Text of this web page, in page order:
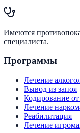
Имеются
специалиста.
Программы
Лечение
Вывод из запоя
Кодирование от
Лечение
Реабилитация
Лечение